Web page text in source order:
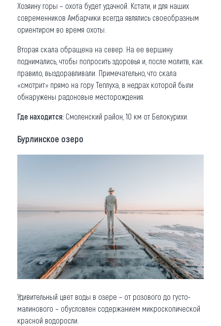
Хозяину горы – охота будет удачной. Кстати, и для наших
современников Амбарчики всегда являлись своеобразным
ориентиром во время охоты.
Вторая скала обращена на север. На ее вершину
поднимались, чтобы попросить здоровья и, после молитв, как
правило, выздоравливали. Примечательно, что скала
«смотрит» прямо на гору Теплуха, в недрах которой были
обнаружены радоновые месторождения.
Где находится: Смоленский район, 10 км от Белокурихи.
Бурлинское озеро
Удивительный цвет воды в озере – от розового до густо-
малинового – обусловлен содержанием микроскопической
красной водоросли.